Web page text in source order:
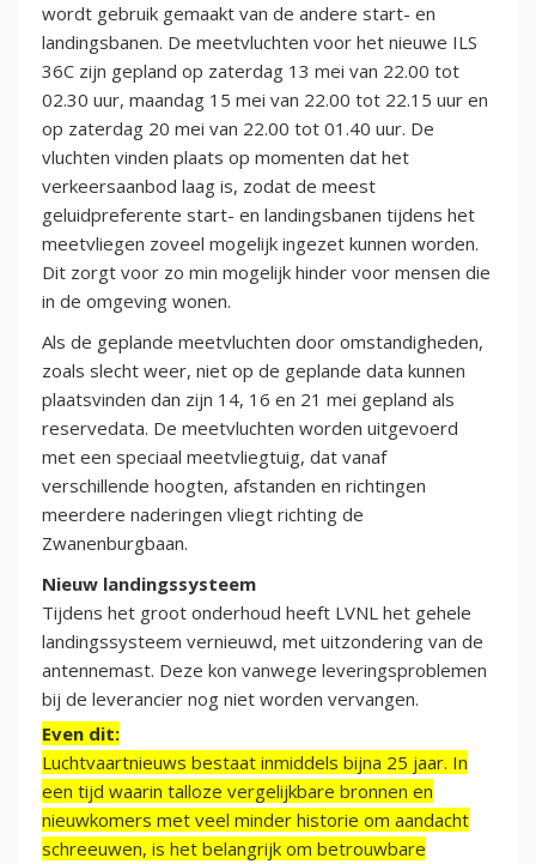
wordt gebruik gemaakt van de andere start- en
landingsbanen. De meetvluchten voor het nieuwe ILS
36C zijn gepland op zaterdag 13 mei van 22.00 tot
02.30 uur, maandag 15 mei van 22.00 tot 22.15 uur en
op zaterdag 20 mei van 22.00 tot 01.40 uur. De
vluchten vinden plaats op momenten dat het
verkeersaanbod laag is, zodat de meest
geluidpreferente start- en landingsbanen tijdens het
meetvliegen zoveel mogelijk ingezet kunnen worden.
Dit zorgt voor zo min mogelijk hinder voor mensen die
in de omgeving wonen.
Als de geplande meetvluchten door omstandigheden,
zoals slecht weer, niet op de geplande data kunnen
plaatsvinden dan zijn 14, 16 en 21 mei gepland als
reservedata. De meetvluchten worden uitgevoerd
met een speciaal meetvliegtuig, dat vanaf
verschillende hoogten, afstanden en richtingen
meerdere naderingen vliegt richting de
Zwanenburgbaan.
Nieuw landingssysteem
Tijdens het groot onderhoud heeft LVNL het gehele
landingssysteem vernieuwd, met uitzondering van de
antennemast. Deze kon vanwege leveringsproblemen
bij de leverancier nog niet worden vervangen.
Even dit:
Luchtvaartnieuws bestaat inmiddels bijna 25 jaar. In
een tijd waarin talloze vergelijkbare bronnen en
nieuwkomers met veel minder historie om aandacht
schreeuwen, is het belangrijk om betrouwbare